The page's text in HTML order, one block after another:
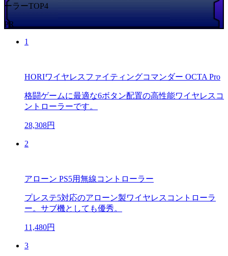
ーラーTOP4
PR
1
HORIワイヤレスファイティングコマンダー OCTA Pro
格闘ゲームに最適な6ボタン配置の高性能ワイヤレスコ
ントローラーです。
28,308円
2
アローン PS5用無線コントローラー
プレステ5対応のアローン製ワイヤレスコントローラ
ー。サブ機としても優秀。
11,480円
3